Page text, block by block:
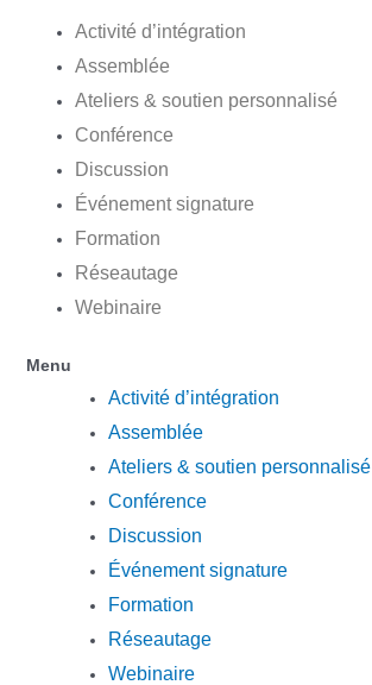
Activité d’intégration
Assemblée
Ateliers & soutien personnalisé
Conférence
Discussion
Événement signature
Formation
Réseautage
Webinaire
Menu
Activité d’intégration
Assemblée
Ateliers & soutien personnalisé
Conférence
Discussion
Événement signature
Formation
Réseautage
Webinaire